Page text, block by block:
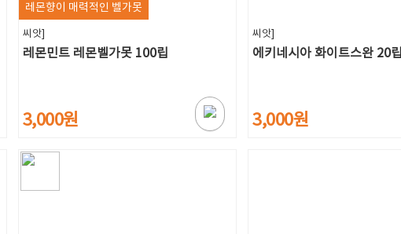
레몬향이 매력적인 벨가못
씨앗]
레몬민트 레몬벨가못 100립
3,000원
씨앗]
에키네시아 화이트스완 20립
3,000원